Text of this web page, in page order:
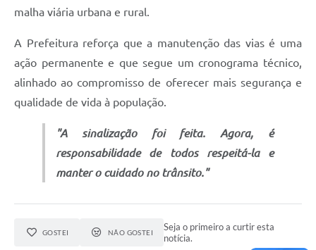
malha viária urbana e rural.
A Prefeitura reforça que a manutenção das vias é uma
ação permanente e que segue um cronograma técnico,
alinhado ao compromisso de oferecer mais segurança e
qualidade de vida à população.
"A sinalização foi feita. Agora, é
responsabilidade de todos respeitá-la e
manter o cuidado no trânsito."
GOSTEI NÃO GOSTEI
Seja o primeiro a curtir esta
notícia.